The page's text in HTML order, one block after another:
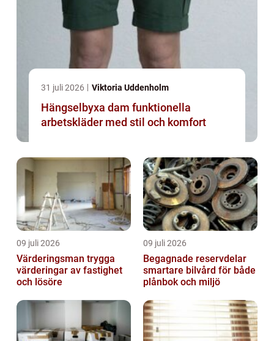
31 juli 2026 Viktoria Uddenholm
Hängselbyxa dam funktionella
arbetskläder med stil och komfort
09 juli 2026
Värderingsman trygga
värderingar av fastighet
och lösöre
09 juli 2026
Begagnade reservdelar
smartare bilvård för både
plånbok och miljö